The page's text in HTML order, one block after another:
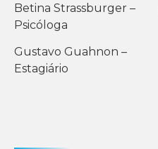
Betina Strassburger –
Psicóloga
Gustavo Guahnon –
Estagiário